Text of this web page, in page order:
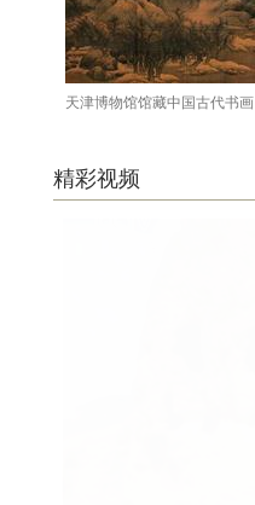
天津博物馆馆藏中国古代书画
精彩视频